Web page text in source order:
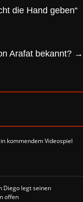
die Hand geben“
Arafat bekannt? →
kommendem Videospiel
Diego legt seinen
offen